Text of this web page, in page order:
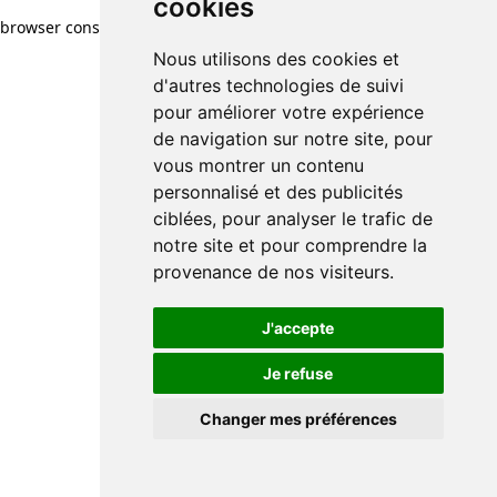
cookies
Nous utilisons des cookies et
d'autres technologies de suivi
pour améliorer votre expérience
de navigation sur notre site, pour
vous montrer un contenu
personnalisé et des publicités
ciblées, pour analyser le trafic de
notre site et pour comprendre la
provenance de nos visiteurs.
J'accepte
Je refuse
Changer mes préférences
cookies
Nous utilisons des cookies et
d'autres technologies de suivi
pour améliorer votre expérience
de navigation sur notre site, pour
vous montrer un contenu
personnalisé et des publicités
ciblées, pour analyser le trafic de
notre site et pour comprendre la
provenance de nos visiteurs.
J'accepte
Je refuse
Changer mes préférences
browser console for more information)